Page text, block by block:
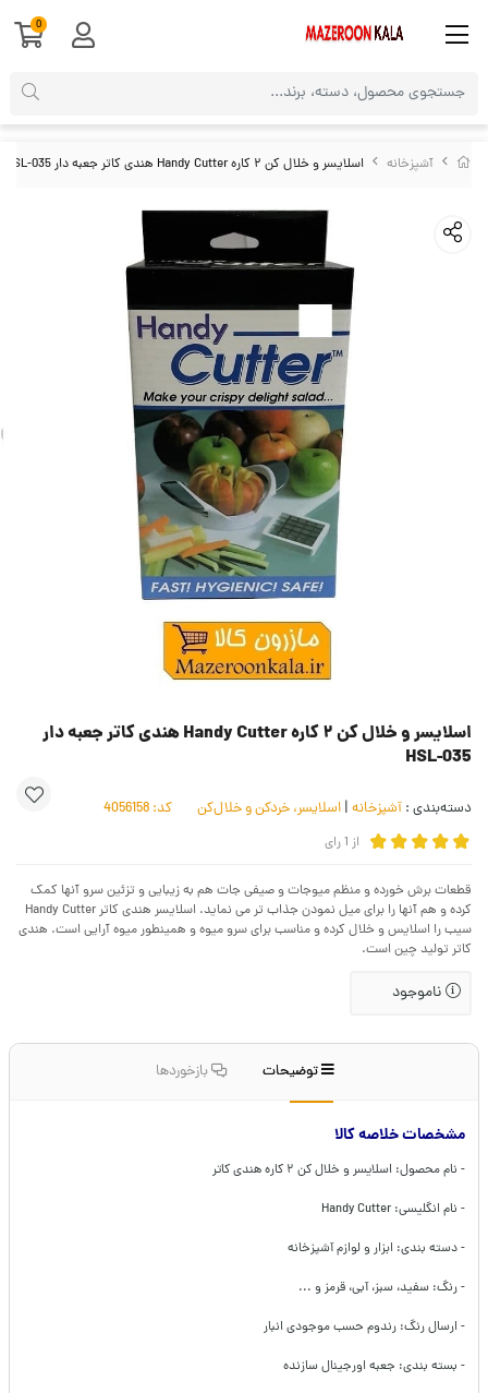
آشپزخانه اسلایسر و خلال کن ۲ کاره Handy Cutter هندی کاتر جعبه دار HSL-035
اسلایسر و خلال کن ۲ کاره Handy Cutter هندی کاتر جعبه دار
HSL-035
دسته‌بندی : آشپزخانه | اسلایسر، خردکن و خلال‌کن کد:
از 1رای
قطعات برش خورده و منظم میوجات و صیفی جات هم به زیبایی و تزئین سرو آنها کمک
کرده و هم آنها را برای میل نمودن جذاب تر می نماید. اسلایسر هندی کاتر Handy Cutter
سیب را اسلایس و خلال کرده و مناسب برای سرو میوه و همینطور میوه آرایی است. هندی
کاتر تولید چین است.
ناموجود
توضیحات بازخوردها
مشخصات خلاصه کالا
- نام محصول: اسلایسر و خلال کن ۲ کاره هندی کاتر
- نام انگلیسی: Handy Cutter
- دسته بندی: ابزار و لوازم آشپزخانه
- رنگ: سفید، سبز، آبی، قرمز و ...
- ارسال رنگ: رندوم حسب موجودی انبار
- بسته بندی: جعبه اورجینال سازنده
0